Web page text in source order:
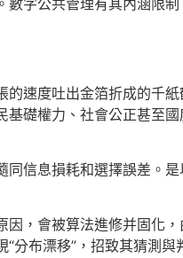
速度吐出金箔折成的千
礎權力、社會公正甚至
信息損耗和選擇誤差。
因，會被算法進修并固化
分布漂移”，招致其猜測